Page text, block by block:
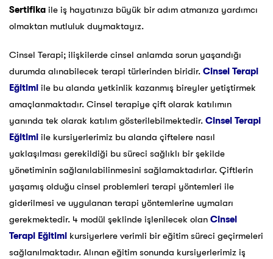
Sertifika ile iş hayatınıza büyük bir adım atmanıza yardımcı
olmaktan mutluluk duymaktayız.
Cinsel Terapi; ilişkilerde cinsel anlamda sorun yaşandığı
durumda alınabilecek terapi türlerinden biridir. Cinsel Terapi
Eğitimi ile bu alanda yetkinlik kazanmış bireyler yetiştirmek
amaçlanmaktadır. Cinsel terapiye çift olarak katılımın
yanında tek olarak katılım gösterilebilmektedir. Cinsel Terapi
Eğitimi ile kursiyerlerimiz bu alanda çiftelere nasıl
yaklaşılması gerekildiği bu süreci sağlıklı bir şekilde
yönetiminin sağlanılabilinmesini sağlamaktadırlar. Çiftlerin
yaşamış olduğu cinsel problemleri terapi yöntemleri ile
giderilmesi ve uygulanan terapi yöntemlerine uymaları
gerekmektedir. 4 modül şeklinde işlenilecek olan Cinsel
Terapi Eğitimi kursiyerlere verimli bir eğitim süreci geçirmeleri
sağlanılmaktadır. Alınan eğitim sonunda kursiyerlerimiz iş